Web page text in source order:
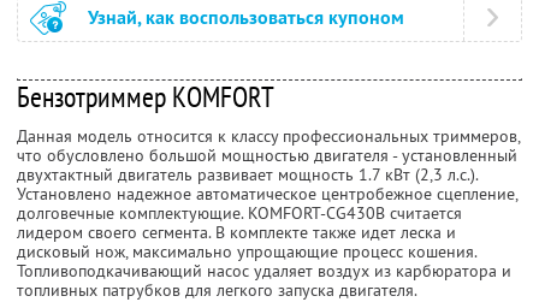
Узнай, как воспользоваться купоном
Бензотриммер KOMFORT
Данная модель относится к классу профессиональных триммеров,
что обусловлено большой мощностью двигателя - установленный
двухтактный двигатель развивает мощность 1.7 кВт (2,3 л.с.).
Установлено надежное автоматическое центробежное сцепление,
долговечные комплектующие. KOMFORT-CG430B считается
лидером своего сегмента. В комплекте также идет леска и
дисковый нож, максимально упрощающие процесс кошения.
Топливоподкачивающий насос удаляет воздух из карбюратора и
топливных патрубков для легкого запуска двигателя.